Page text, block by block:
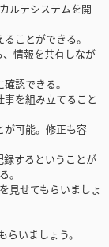
ルテシステムを開
ことができる。
情報を共有しなが
認できる。
を組み立てること
が可能。修正も容
するということが
。
見せてもらいましょ
いましょう。